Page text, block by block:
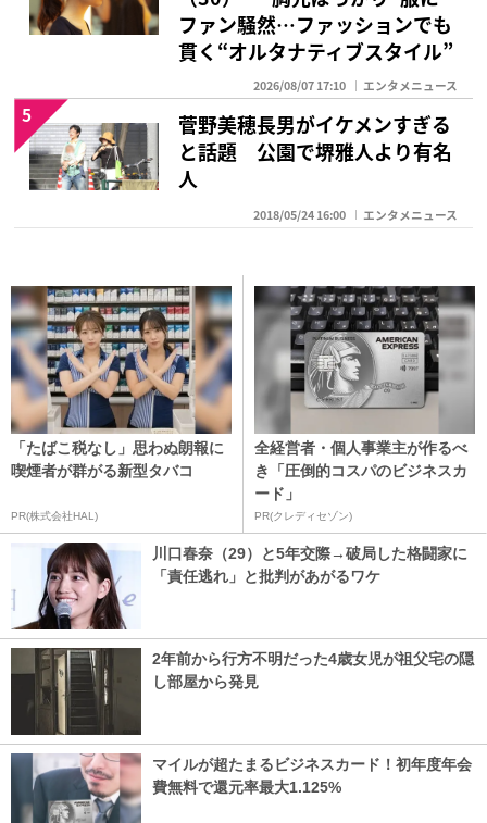
ファン騒然…ファッションでも
貫く“オルタナティブスタイル”
2026/08/07 17:10 エンタメニュース
菅野美穂長男がイケメンすぎる
と話題 公園で堺雅人より有名
人
2018/05/24 16:00 エンタメニュース
5
「たばこ税なし」思わぬ朗報に
喫煙者が群がる新型タバコ
PR(株式会社HAL)
全経営者・個人事業主が作るべ
き「圧倒的コスパのビジネスカ
ード」
PR(クレディセゾン)
川口春奈（29）と5年交際→破局した格闘家に
「責任逃れ」と批判があがるワケ
2年前から行方不明だった4歳女児が祖父宅の隠
し部屋から発見
マイルが超たまるビジネスカード！初年度年会
費無料で還元率最大1.125%